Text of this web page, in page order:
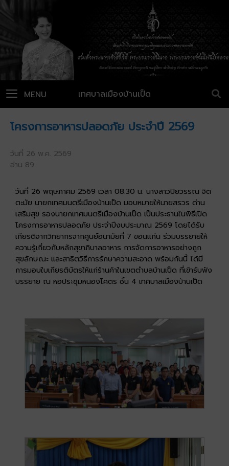
เทศบาลเมืองบ้านเป็ด
MENU
โครงการอาหารปลอดภัย ประจำปี 2569
วันที่ 26 พ.ค. 2569
อ่าน 89
วันที่ 26 พฤษภาคม 2569 เวลา 08.30 น. นางสาวปิยวรรณ จิต
ตะมัย นายกเทศมนตรีเมืองบ้านเป็ด มอบหมายให้นายสรวร ด่าน
เสริมสุข รองนายกเทศมนตรีเมืองบ้านเป็ด เป็นประธานในพิธีเปิด
โครงการอาหารปลอดภัย ประจำปีงบประมาณ 2569 โดยได้รับ
เกียรติจากวิทยากรจากศูนย์อนามัยที่ 7 ขอนแก่น ร่วมบรรยายให้
ความรู้เกี่ยวกับหลักสุขาภิบาลอาหาร การจัดการอาหารอย่างถูก
สุขลักษณะ และสาธิตวิธีการรักษาความสะอาด พร้อมกันนี้ ได้มี
การมอบใบเกียรติบัตรให้แก่ร้านค้าในเขตตำบลบ้านเป็ด ที่เข้ารับฟัง
บรรยาย ณ หอประชุมหนองโคตร ชั้น 4 เทศบาลเมืองบ้านเป็ด